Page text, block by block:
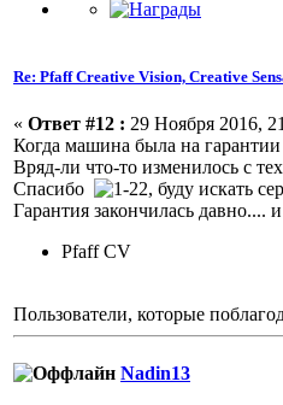
Re: Pfaff Creative Vision, Creative
« Ответ #12 : 29 Ноября 2016,
Когда машина была на
Вряд-ли что-то изменилось с
Спасибо
, буду искать
Гарантия закончилась давно....
Pfaff CV
Пользователи, которые
Nadin13